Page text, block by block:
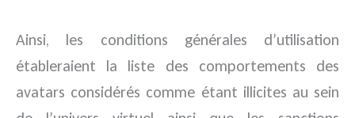
Ainsi, les conditions générales d’utilisation
étableraient la liste des comportements des
avatars considérés comme étant illicites au sein